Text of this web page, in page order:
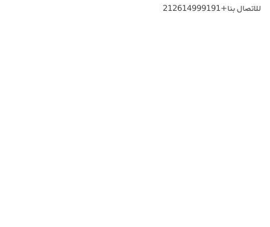
للاتصال بنا+212614999191